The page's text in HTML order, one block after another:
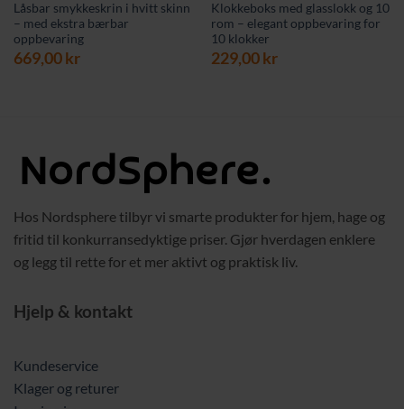
Låsbar smykkeskrin i hvitt skinn
– med ekstra bærbar
oppbevaring
669,00kr
Klokkeboks med glasslokk og 10
rom – elegant oppbevaring for
10 klokker
229,00kr
Hos Nordsphere tilbyr vi smarte produkter for hjem, hage og
fritid til konkurransedyktige priser. Gjør hverdagen enklere
og legg til rette for et mer aktivt og praktisk liv.
Hjelp & kontakt
Kundeservice
Klager og returer